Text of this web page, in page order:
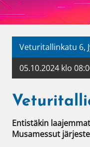
Veturitallinkatu 6,
05.10.2024 klo
Entistäkin
Musamessut